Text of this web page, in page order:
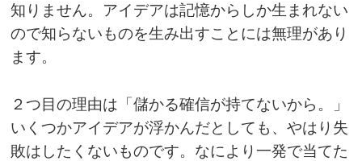
知りません。アイデアは記憶からしか生まれない
ので知らないものを生み出すことには無理があり
ます。
２つ目の理由は「儲かる確信が持てないから。」
いくつかアイデアが浮かんだとしても、やはり失
敗はしたくないものです。なにより一発で当てた